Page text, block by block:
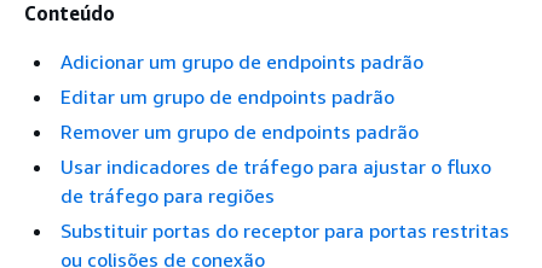
Conteúdo
Adicionar um grupo de endpoints padrão
Editar um grupo de endpoints padrão
Remover um grupo de endpoints padrão
Usar indicadores de tráfego para ajustar o fluxo
de tráfego para regiões
Substituir portas do receptor para portas restritas
ou colisões de conexão